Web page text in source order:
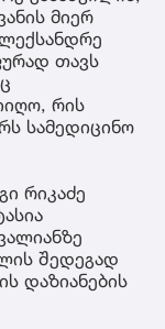
მიერ
თავს
რის
სამედიცინო
რიკაძე
შედეგად
დაზიანების